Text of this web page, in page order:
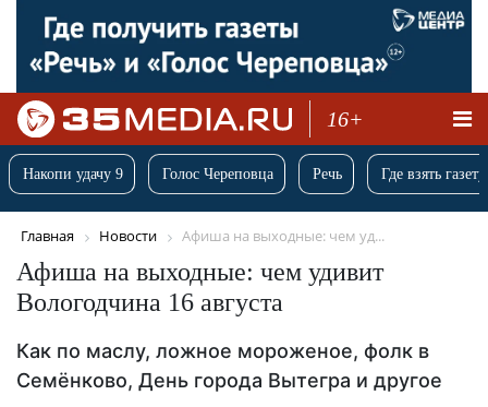
16+
Накопи удачу 9 Голос Череповца Речь Где взять
Главная Новости Афиша на выходные: чем уд...
Афиша на выходные: чем удивит
Вологодчина 16 августа
Как по маслу, ложное мороженое, фолк в
Семёнково, День города Вытегра и другое